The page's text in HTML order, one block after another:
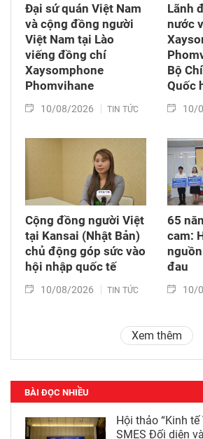
Đại sứ quán Việt Nam
và cộng đồng người
Việt Nam tại Lào
viếng đồng chí
Xaysomphone
Phomvihane
10/08/2026 TIN TỨC
Lãnh
nước
Bộ
Quốc
10/
Cộng đồng người Việt
tại Kansai (Nhật Bản)
chủ động góp sức vào
hội nhập quốc tế
10/08/2026 TIN TỨC
65
cam:
đau
10/
Xem thêm
BÀI ĐỌC NHIỀU
Hội thảo “Kinh
SMES Đối diện